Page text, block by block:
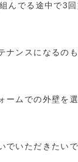
んでる途中で3
ナンスになるのも
ームでの外壁を
でいただきたいで